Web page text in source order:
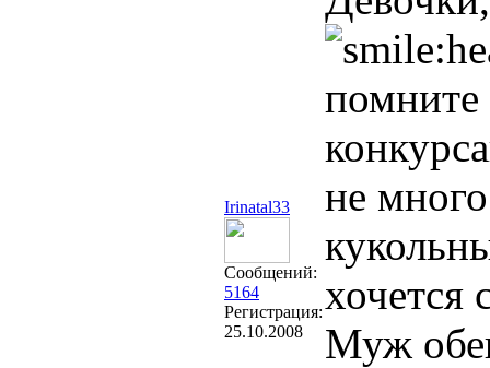
Irinatal33
Сообщений:
5164
Регистрация:
25.10.2008
помните
не
хочется
Муж